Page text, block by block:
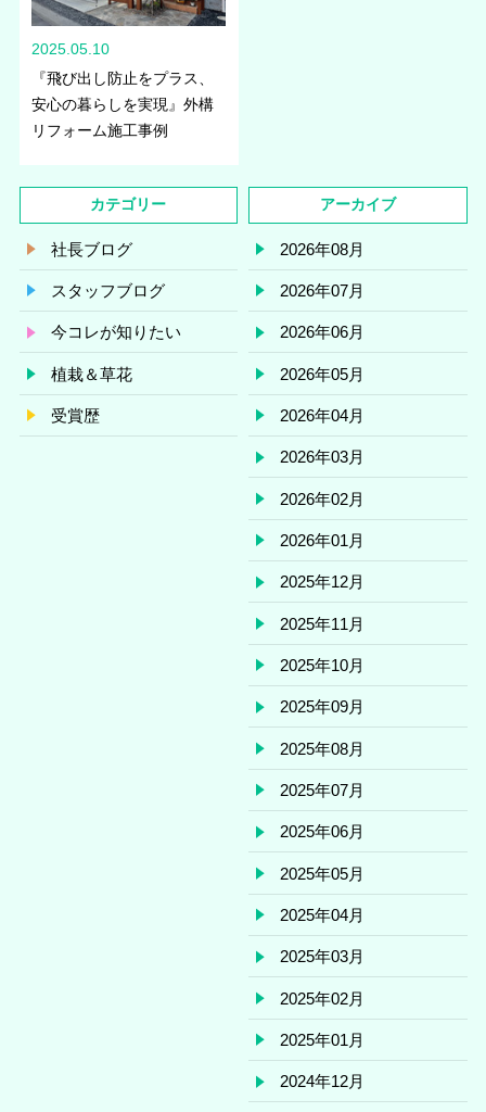
2025.05.10
『飛び出し防止をプラス、
安心の暮らしを実現』外構
リフォーム施工事例
カテゴリー
社長ブログ
スタッフブログ
今コレが知りたい
植栽＆草花
受賞歴
アーカイブ
2026年08月
2026年07月
2026年06月
2026年05月
2026年04月
2026年03月
2026年02月
2026年01月
2025年12月
2025年11月
2025年10月
2025年09月
2025年08月
2025年07月
2025年06月
2025年05月
2025年04月
2025年03月
2025年02月
2025年01月
2024年12月